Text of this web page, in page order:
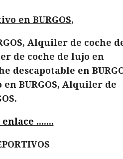
en BURGOS,
Alquiler de coche
de coche de lujo en
descapotable en
BURGOS, Alquiler de
.......